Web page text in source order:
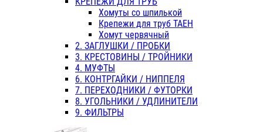
Хомуты со шпилькой
Крепежи для труб ТАЕН
Хомут червячный
2. ЗАГЛУШКИ / ПРОБКИ
3. КРЕСТОВИНЫ / ТРОЙНИКИ
4. МУФТЫ
6. КОНТРГАЙКИ / НИППЕЛЯ
7. ПЕРЕХОДНИКИ / ФУТОРКИ
8. УГОЛЬНИКИ / УДЛИНИТЕЛИ
9. ФИЛЬТРЫ